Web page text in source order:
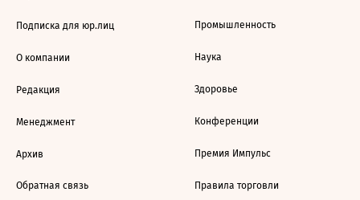
Подписка для юр.лиц
О компании
Редакция
Менеджмент
Архив
Обратная связь
Промышленность
Наука
Здоровье
Конференции
Премия Импульс
Правила торговли